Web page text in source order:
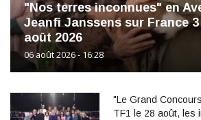
"Nos terres inconnues" en
Jeanfi Janssens sur France
août 2026
06 août 2026 - 16:28
"Le Grand
TF1 le 28 août, les